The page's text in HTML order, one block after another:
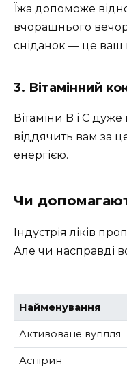
Їжа допоможе
вчорашнього
сніданок — це ваш
3. Вітамінний
Вітаміни B і C
віддячить вам за
енергією.
Чи
Індустрія ліків
Але чи насправді
Найменування
Активоване вугілля
Аспірин